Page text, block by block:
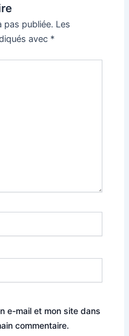
pas publiée. Les
avec *
e-mail et mon site dans
commentaire.